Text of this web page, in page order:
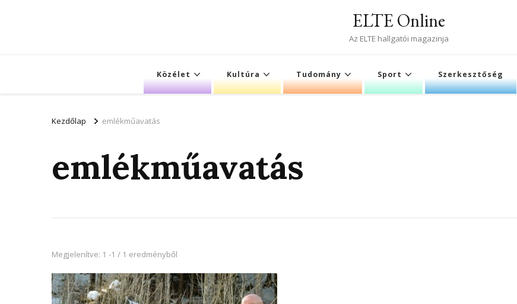
ELTE Online
Az ELTE hallgatói magazinja
Közélet Kultúra Tudomány Sport Szerkesztőség
Kezdőlap emlékműavatás
emlékműavatás
Megjelenítve: 1 -1 / 1 eredményből